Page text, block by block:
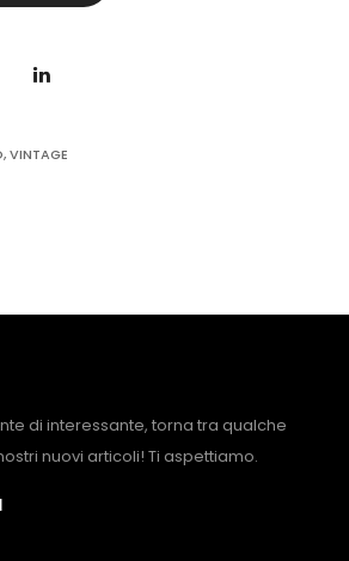
,VINTAGE
di interessante, torna tra qualche
nuovi articoli! Ti aspettiamo.